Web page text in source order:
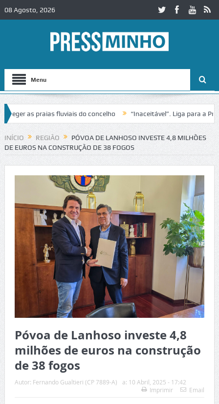
08 Agosto, 2026
Menu
as praias fluviais do concelho “Inaceitável”. Liga para a
de trânsito no IC2 em Alcobaça Igreja do Castelo de
INÍCIO REGIÃO
PÓVOA DE LANHOSO INVESTE 4,8 MILHÕES
DE EUROS NA CONSTRUÇÃO DE 38 FOGOS
Póvoa de Lanhoso investe 4,8
milhões de euros na construção
de 38 fogos
Autor: Fernando Gualtieri (CP 7889-A) a: 10 Abril, 2025 - 17:42
Imprimir
Email